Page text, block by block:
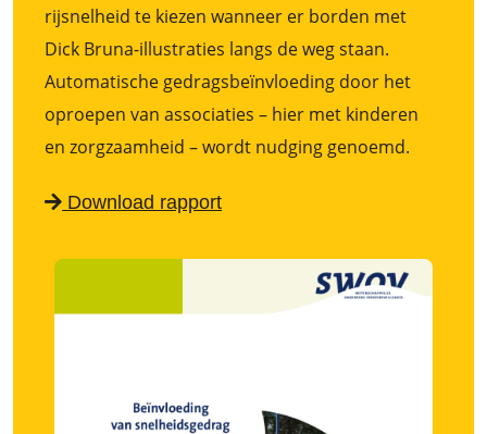
rijsnelheid te kiezen wanneer er borden met
Dick Bruna-illustraties langs de weg staan.
Automatische gedragsbeïnvloeding door het
oproepen van associaties – hier met kinderen
en zorgzaamheid – wordt nudging genoemd.
Download rapport